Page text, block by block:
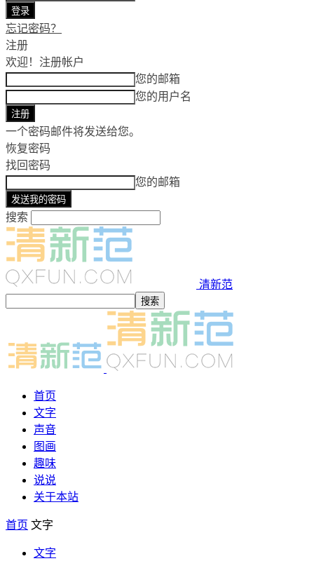
忘记密码？
注册
欢迎！ 注册帐户
您的邮箱
您的用户名
一个密码邮件将发送给您。
恢复密码
找回密码
您的邮箱
搜索
清新范
首页
文字
声音
图画
趣味
说说
关于本站
首页 文字
文字